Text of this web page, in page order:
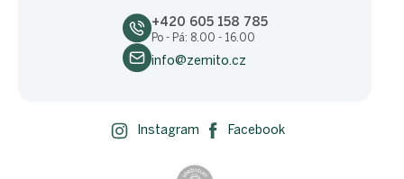
+420 605 158 785
Po - Pá: 8.00 - 16.00
info@zemito.cz
Instagram Facebook